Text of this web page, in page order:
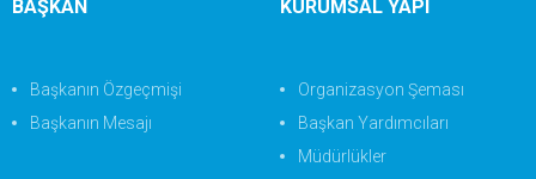
BAŞKAN
Başkanın Özgeçmişi
Başkanın Mesajı
KURUMSAL YAPI
Organizasyon Şeması
Başkan Yardımcıları
Müdürlükler